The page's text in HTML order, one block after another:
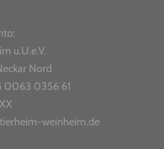
u.U.e.V.
Nord
0356 61
weinheim.de